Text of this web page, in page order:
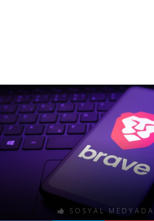
SOSYAL